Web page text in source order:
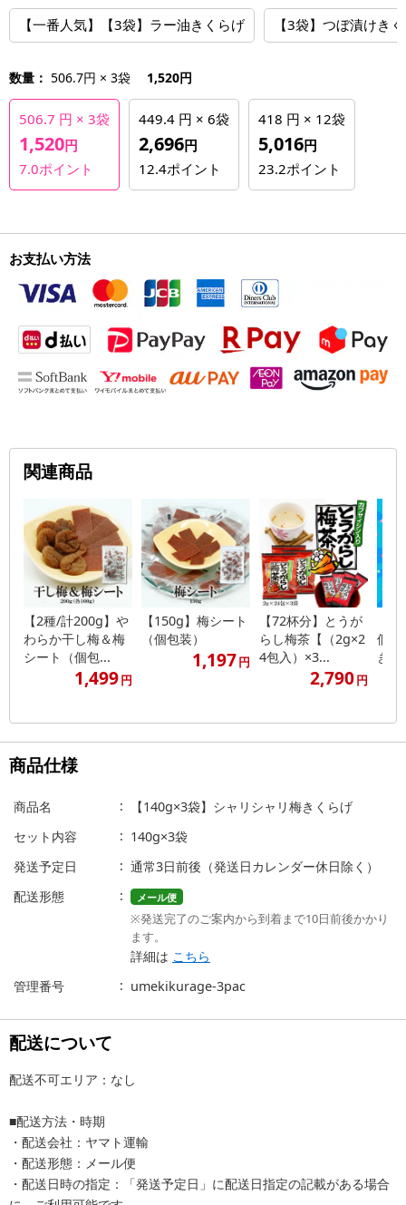
【一番人気】【3袋】ラー油きくらげ 【3袋】つぼ漬けき
数量： 506.7円 × 3袋 1,520円
506.7 円 × 3袋
1,520円
7.0ポイント
449.4 円 × 6袋
2,696円
12.4ポイント
418 円 × 12袋
5,016円
23.2ポイント
お支払い方法
関連商品
【2種/計200g】や
わらか干し梅＆梅
シート（個包...
1,499円
【150g】梅シート
（個包装）
1,197円
【72杯分】とうが
らし梅茶【（2g×2
4包入）×3...
2,790円
個)
き
商品仕様
商品名
【140g×3袋】シャリシャリ梅きくらげ
セット内容
140g×3袋
発送予定日
通常3日前後（発送日カレンダー休日除く）
配送形態
メール便
※発送完了のご案内から到着まで10日前後かかり
ます。
詳細は こちら
管理番号
umekikurage-3pac
配送について
配送不可エリア：なし
■配送方法・時期
・配送会社：ヤマト運輸
・配送形態：メール便
・配送日時の指定：「発送予定日」に配送日指定の記載がある場合